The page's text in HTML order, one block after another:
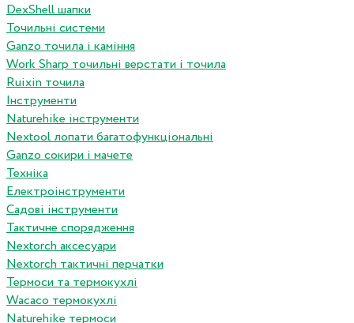
DexShell шапки
Точильні системи
Ganzo точила і каміння
Work Sharp точильні верстати і точила
Ruixin точила
Інструменти
Naturehike інструменти
Nextool лопати багатофункціональні
Ganzo сокири і мачете
Техніка
Електроінструменти
Садові інструменти
Тактичне спорядження
Nextorch аксесуари
Nextorch тактичні перчатки
Термоси та термокухлі
Wacaco термокухлі
Naturehike термоси